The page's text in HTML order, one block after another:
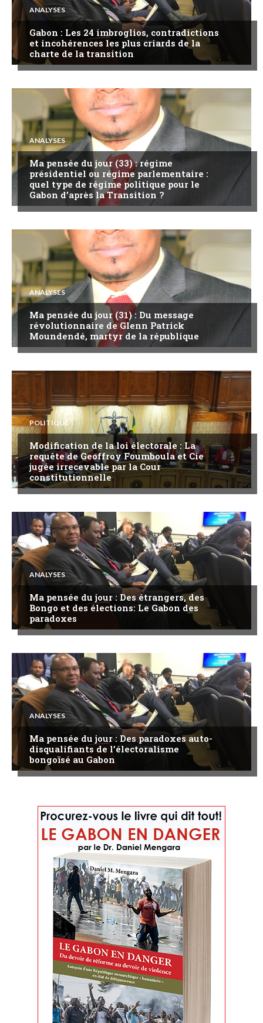
ANALYSES
Gabon : Les 24 imbroglios, contradictions
et incohérences les plus criards de la
charte de la transition
ANALYSES
Ma pensée du jour (33) : régime
présidentiel ou régime parlementaire :
quel type de régime politique pour le
Gabon d’après la Transition ?
ANALYSES
Ma pensée du jour (31) : Du message
révolutionnaire de Glenn Patrick
Moundendé, martyr de la république
POLITIQUE
Modification de la loi électorale : La
requête de Geoffroy Foumboula et Cie
jugée irrecevable par la Cour
constitutionnelle
ANALYSES
Ma pensée du jour : Des étrangers, des
Bongo et des élections: Le Gabon des
paradoxes
ANALYSES
Ma pensée du jour : Des paradoxes auto-
disqualifiants de l’électoralisme
bongoïsé au Gabon